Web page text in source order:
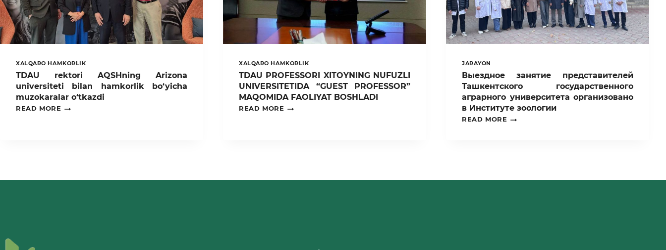
XALQARO HAMKORLIK
TDAU rektori AQSHning Arizona
universiteti bilan hamkorlik bo‘yicha
muzokaralar o‘tkazdi
READ MORE
TDAU
XALQARO HAMKORLIK
TDAU PROFESSORI XITOYNING NUFUZLI
UNIVERSITETIDA “GUEST PROFESSOR”
MAQOMIDA FAOLIYAT BOSHLADI
READ MORE
TDAU
JARAYON
Выездное занятие представителей
Ташкентского государственного
аграрного университета организовано
в Институте зоологии
READ MORE
ВЫЕЗДНОЕ